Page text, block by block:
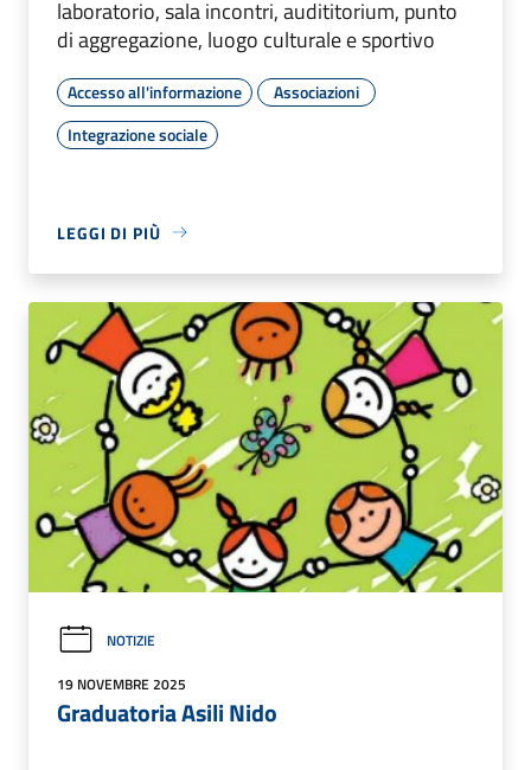
laboratorio, sala incontri, audititorium, punto
di aggregazione, luogo culturale e sportivo
Accesso all'informazione
Associazioni
Integrazione sociale
LEGGI DI PIÙ
NOTIZIE
19 NOVEMBRE 2025
Graduatoria Asili Nido